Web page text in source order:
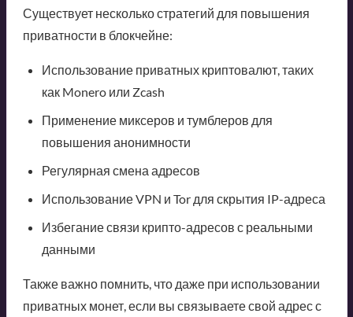
Существует несколько стратегий для повышения
приватности в блокчейне:
Использование приватных криптовалют, таких
как Monero или Zcash
Применение миксеров и тумблеров для
повышения анонимности
Регулярная смена адресов
Использование VPN и Tor для скрытия IP-адреса
Избегание связи крипто-адресов с реальными
данными
Также важно помнить, что даже при использовании
приватных монет, если вы связываете свой адрес с